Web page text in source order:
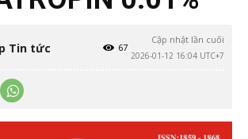
Tin tức
Cập nhật lần cuối
2026-01-12 16:04 UTC+7
67